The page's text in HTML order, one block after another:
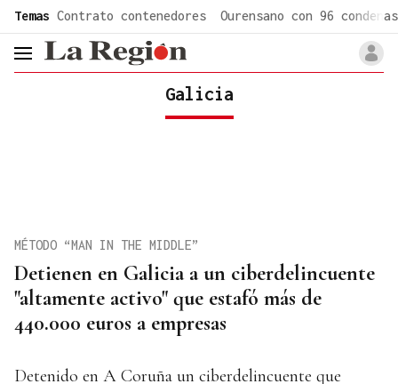
Temas Contrato contenedores Ourensano con 96 condenas
header.menu.open
Galicia
Detienen en Galicia a un ciberdelincuente
"altamente activo" que estafó más de
440.000 euros a empresas
MÉTODO “MAN IN THE MIDDLE”
Detenido en A Coruña un ciberdelincuente que